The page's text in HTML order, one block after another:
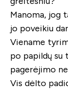
Manoma, jog
jo poveikiu
Viename
po papildų su
pagerėjimo
Vis dėlto